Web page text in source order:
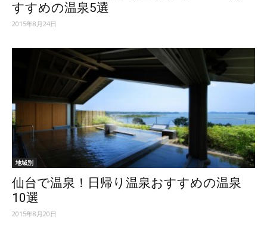
すすめの温泉5選
2015年8月24日
地域別
仙台で温泉！日帰り温泉おすすめの温泉
10選
2015年8月20日